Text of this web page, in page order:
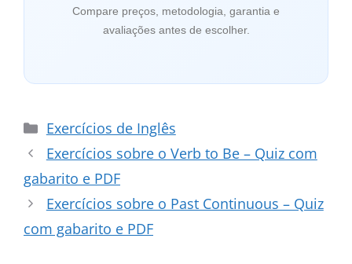
Compare preços, metodologia, garantia e
avaliações antes de escolher.
Categorias
Exercícios de Inglês
Exercícios sobre o Verb to Be – Quiz com
gabarito e PDF
Exercícios sobre o Past Continuous – Quiz
com gabarito e PDF